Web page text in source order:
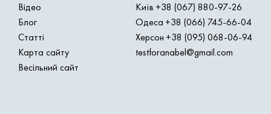
Відео
Блог
Статті
Карта сайту
Весільний сайт
Київ +38 (067) 880-97-26
Одеса +38 (066) 745-66-04
Херсон +38 (095) 068-06-94
testforanabel@gmail.com